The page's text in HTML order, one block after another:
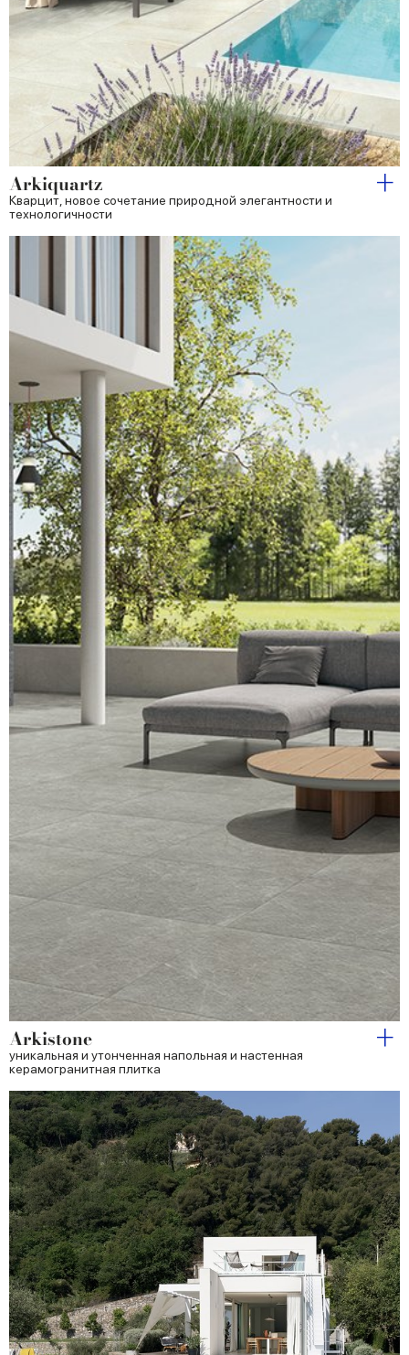
Arkiquartz
Кварцит, новое сочетание природной элегантности и
технологичности
Arkistone
уникальная и утонченная напольная и настенная
керамогранитная плитка